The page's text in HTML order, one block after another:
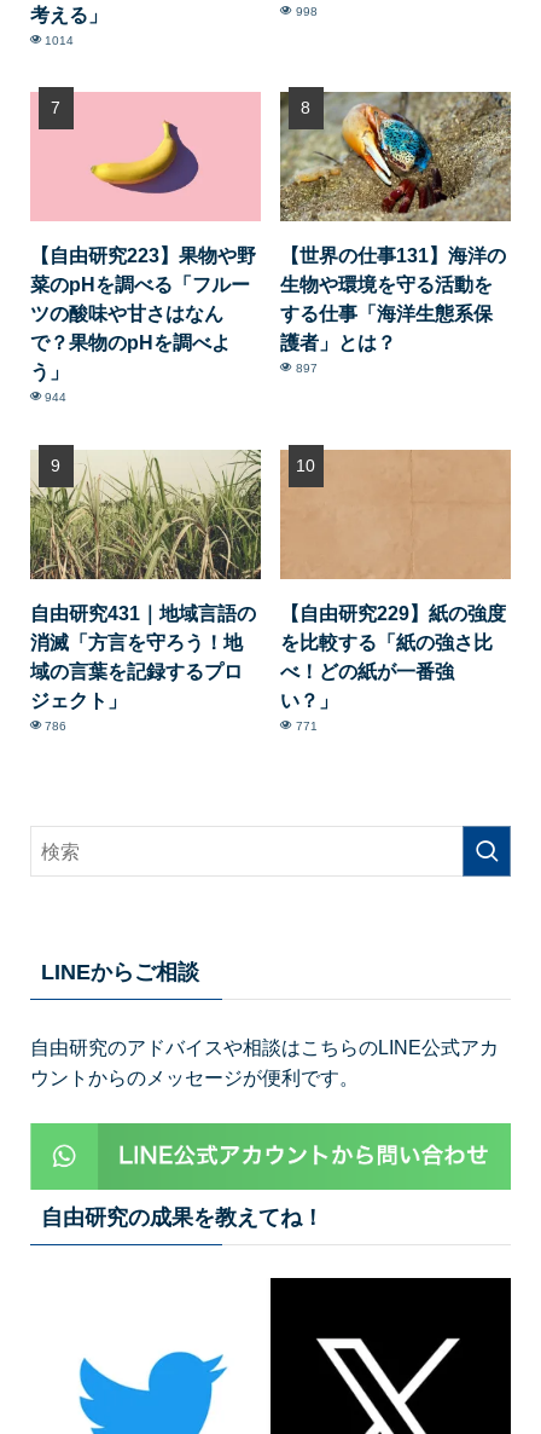
考える」
1014
998
【自由研究223】果物や野
菜のpHを調べる「フルー
ツの酸味や甘さはなん
で？果物のpHを調べよ
う」
944
【世界の仕事131】海洋の
生物や環境を守る活動を
する仕事「海洋生態系保
護者」とは？
897
自由研究431｜地域言語の
消滅「方言を守ろう！地
域の言葉を記録するプロ
ジェクト」
786
【自由研究229】紙の強度
を比較する「紙の強さ比
べ！どの紙が一番強
い？」
771
LINEからご相談
自由研究のアドバイスや相談はこちらのLINE公式アカ
ウントからのメッセージが便利です。
自由研究の成果を教えてね！